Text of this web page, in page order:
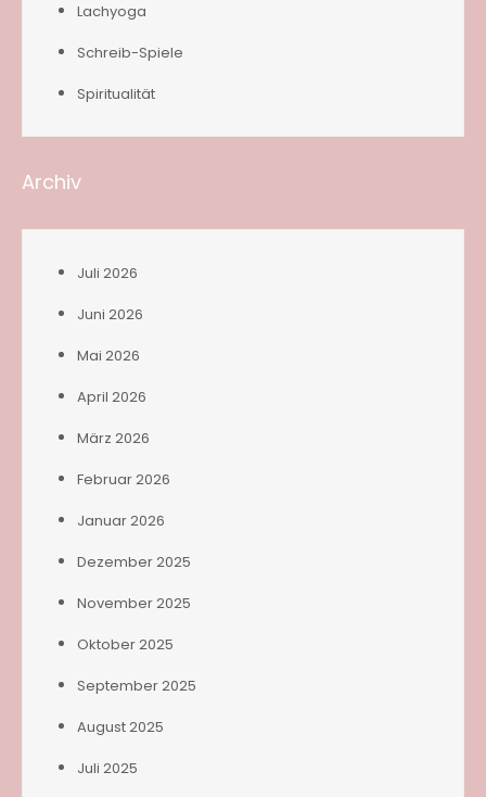
Lachyoga
Schreib-Spiele
Spiritualität
Archiv
Juli 2026
Juni 2026
Mai 2026
April 2026
März 2026
Februar 2026
Januar 2026
Dezember 2025
November 2025
Oktober 2025
September 2025
August 2025
Juli 2025